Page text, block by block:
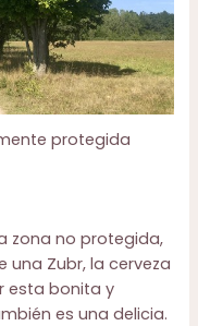
protegida
zona no protegida,
Zubr, la cerveza
esta bonita y
es una delicia.